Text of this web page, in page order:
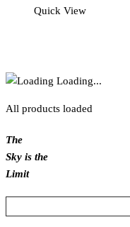
subscriptie
Quick View
Loading...
All products loaded
The
Sky is the
Limit